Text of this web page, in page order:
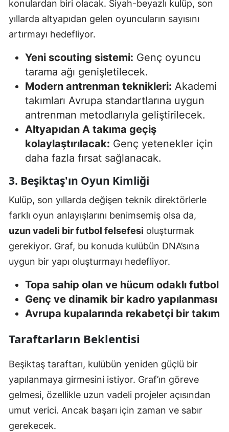
konulardan biri olacak. Siyah-beyazlı kulüp, son
yıllarda altyapıdan gelen oyuncuların sayısını
artırmayı hedefliyor.
Yeni scouting sistemi: Genç oyuncu
tarama ağı genişletilecek.
Modern antrenman teknikleri: Akademi
takımları Avrupa standartlarına uygun
antrenman metodlarıyla geliştirilecek.
Altyapıdan A takıma geçiş
kolaylaştırılacak: Genç yetenekler için
daha fazla fırsat sağlanacak.
3. Beşiktaş'ın Oyun Kimliği
Kulüp, son yıllarda değişen teknik direktörlerle
farklı oyun anlayışlarını benimsemiş olsa da,
uzun vadeli bir futbol felsefesi oluşturmak
gerekiyor. Graf, bu konuda kulübün DNA’sına
uygun bir yapı oluşturmayı hedefliyor.
Topa sahip olan ve hücum odaklı futbol
Genç ve dinamik bir kadro yapılanması
Avrupa kupalarında rekabetçi bir takım
Taraftarların Beklentisi
Beşiktaş taraftarı, kulübün yeniden güçlü bir
yapılanmaya girmesini istiyor. Graf’ın göreve
gelmesi, özellikle uzun vadeli projeler açısından
umut verici. Ancak başarı için zaman ve sabır
gerekecek.